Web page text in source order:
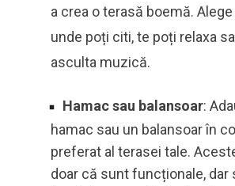
a crea o terasă boemă.
unde poți citi, te poți relaxa
asculta muzică.
Hamac sau balansoar:
hamac sau un balansoar în
preferat al terasei tale.
doar că sunt funcționale, dar